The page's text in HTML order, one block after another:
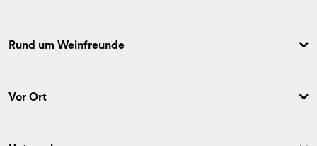
Rund um Weinfreunde
Vor Ort